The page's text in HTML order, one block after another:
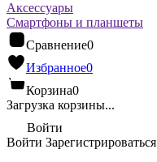
Аксессуары
Смартфоны и планшеты
Сравнение0
Избранное0
Корзина0
Загрузка корзины...
Войти
Войти Зарегистрироваться